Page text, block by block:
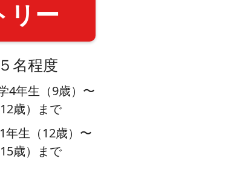
リー
名程度
4年生（9歳）〜
歳）まで
年生（12歳）〜
歳）まで